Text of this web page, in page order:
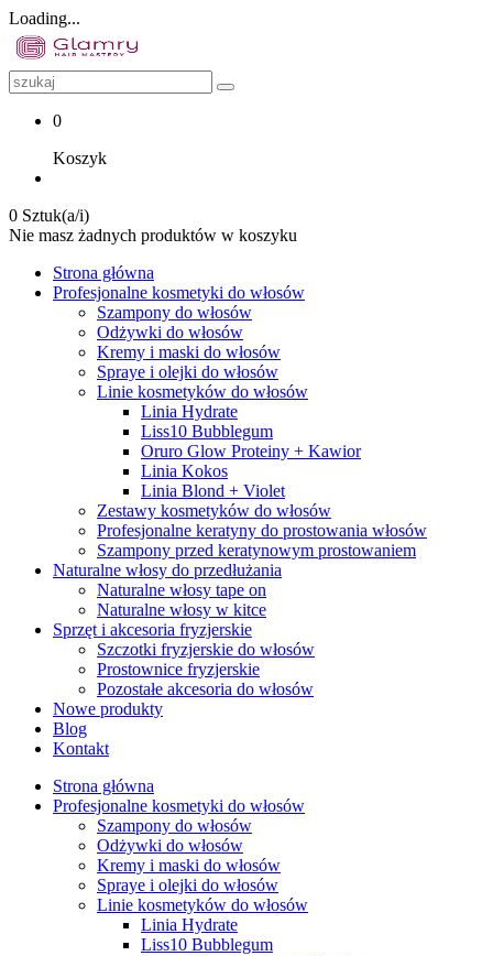
Loading...
0
Koszyk
0 Sztuk(a/i)
Nie masz żadnych produktów w koszyku
Strona główna
Profesjonalne kosmetyki do włosów
Szampony do włosów
Odżywki do włosów
Kremy i maski do włosów
Spraye i olejki do włosów
Linie kosmetyków do włosów
Linia Hydrate
Liss10 Bubblegum
Oruro Glow Proteiny + Kawior
Linia Kokos
Linia Blond + Violet
Zestawy kosmetyków do włosów
Profesjonalne keratyny do prostowania włosów
Szampony przed keratynowym prostowaniem
Naturalne włosy do przedłużania
Naturalne włosy tape on
Naturalne włosy w kitce
Sprzęt i akcesoria fryzjerskie
Szczotki fryzjerskie do włosów
Prostownice fryzjerskie
Pozostałe akcesoria do włosów
Nowe produkty
Blog
Kontakt
Strona główna
Profesjonalne kosmetyki do włosów
Szampony do włosów
Odżywki do włosów
Kremy i maski do włosów
Spraye i olejki do włosów
Linie kosmetyków do włosów
Linia Hydrate
Liss10 Bubblegum